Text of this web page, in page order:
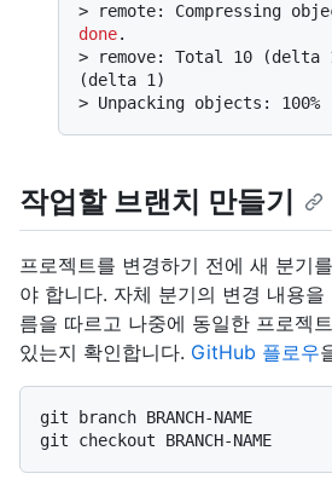
>
done.
>
remove: Total 10 (delta
(delta 1)
> Unpacking objects:
작업할 브랜치 만들기
프로젝트를 변경하기 전에 새 분기
야 합니다. 자체 분기의 변경 내용
름을 따르고 나중에 동일한 프로젝
있는지 확인합니다. GitHub 플로우
git branch BRANCH-NAME